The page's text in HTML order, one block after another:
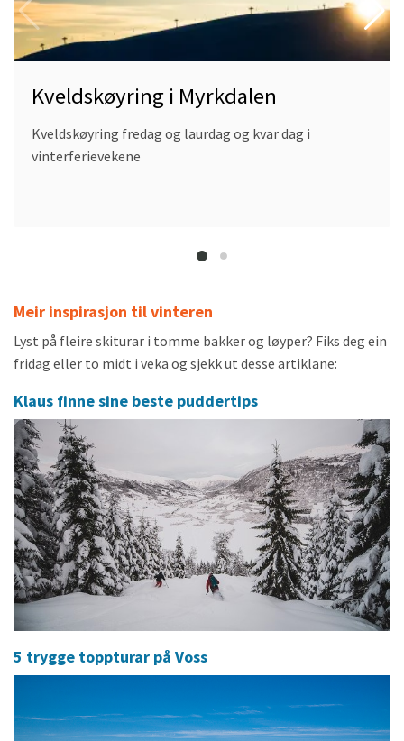
Kveldskøyring i Myrkdalen
Kveldskøyring fredag og laurdag og kvar dag i
vinterferievekene
Meir inspirasjon til vinteren
Lyst på fleire skiturar i tomme bakker og løyper? Fiks deg ein
fridag eller to midt i veka og sjekk ut desse artiklane:
Klaus finne sine beste puddertips
5 trygge toppturar på Voss